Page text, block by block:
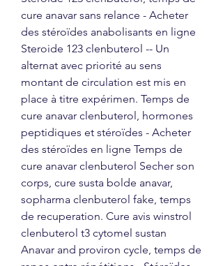
cure anavar sans relance - Acheter
des stéroïdes anabolisants en ligne
Steroide 123 clenbuterol -- Un
alternat avec priorité au sens
montant de circulation est mis en
place à titre expérimen. Temps de
cure anavar clenbuterol, hormones
peptidiques et stéroïdes - Acheter
des stéroïdes en ligne Temps de
cure anavar clenbuterol Secher son
corps, cure susta bolde anavar,
sopharma clenbuterol fake, temps
de recuperation. Cure avis winstrol
clenbuterol t3 cytomel sustan
Anavar and proviron cycle, temps de